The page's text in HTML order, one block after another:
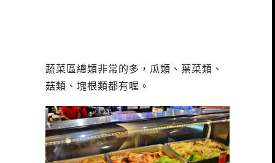
蔬菜區總類非常的多，瓜類、葉菜類、
菇類、塊根類都有喔。